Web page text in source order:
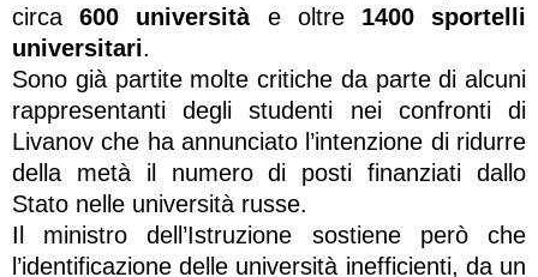
circa 600 universitàe oltre 1400 sportelli
universitari.
Sono già partite molte critiche da parte di alcuni
rappresentanti degli studenti nei confronti di
Livanov che ha annunciato l’intenzione di ridurre
della metà il numero di posti finanziati dallo
Stato nelle università russe.
Il ministro dell’Istruzione sostiene però che
l’identificazione delle università inefficienti, da un